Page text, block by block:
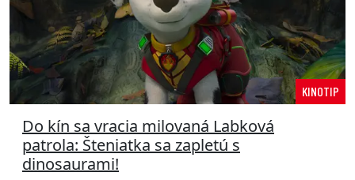
KINOTIP
Do kín sa vracia milovaná Labková
patrola: Šteniatka sa zapletú s
dinosaurami!